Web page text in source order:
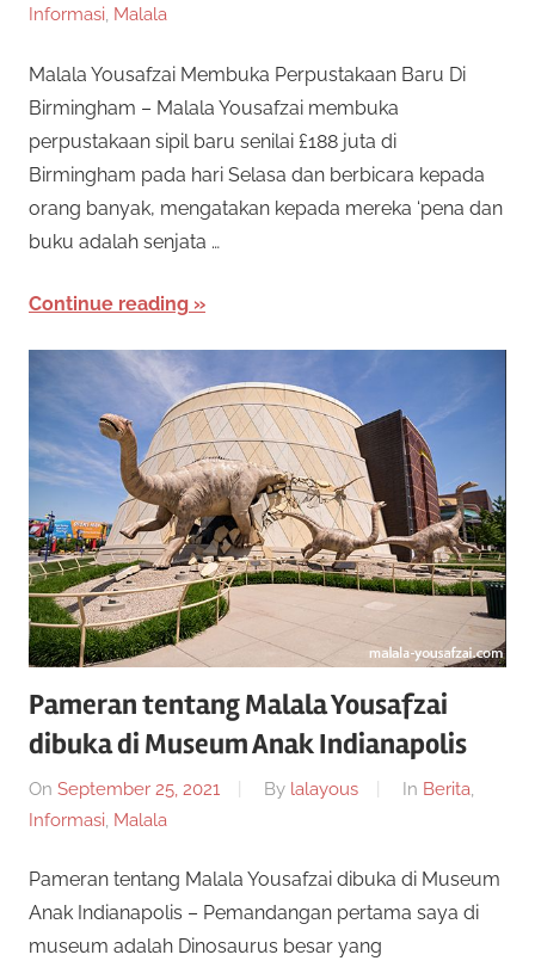
Informasi, Malala
Malala Yousafzai Membuka Perpustakaan Baru Di
Birmingham – Malala Yousafzai membuka
perpustakaan sipil baru senilai £188 juta di
Birmingham pada hari Selasa dan berbicara kepada
orang banyak, mengatakan kepada mereka ‘pena dan
buku adalah senjata …
Continue reading
Pameran tentang Malala Yousafzai
dibuka di Museum Anak Indianapolis
On September 25, 2021 By lalayous In Berita,
Informasi, Malala
Pameran tentang Malala Yousafzai dibuka di Museum
Anak Indianapolis – Pemandangan pertama saya di
museum adalah Dinosaurus besar yang